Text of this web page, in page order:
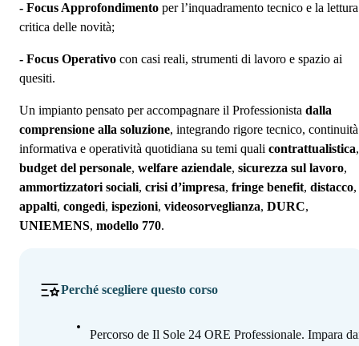
- Focus Approfondimento per l’inquadramento tecnico e la lettura
critica delle novità;
- Focus Operativo con casi reali, strumenti di lavoro e spazio ai
quesiti.
Un impianto pensato per accompagnare il Professionista dalla
comprensione alla soluzione, integrando rigore tecnico, continuità
informativa e operatività quotidiana su temi quali contrattualistica,
budget del personale, welfare aziendale, sicurezza sul lavoro,
ammortizzatori sociali, crisi d’impresa, fringe benefit, distacco,
appalti, congedi, ispezioni, videosorveglianza, DURC,
UNIEMENS, modello 770.
Perché scegliere questo corso
Percorso de Il Sole 24 ORE Professionale. Impara